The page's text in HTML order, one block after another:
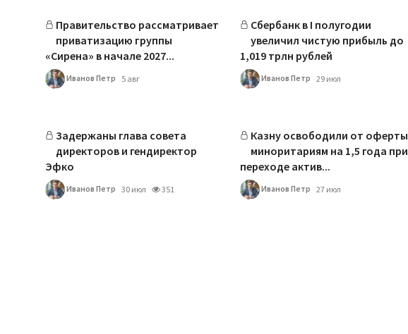
Правительство рассматривает
приватизацию группы
«Сирена» в начале 2027...
Иванов Петр 5 авг
Сбербанк в I полугодии
увеличил чистую прибыль до
1,019 трлн рублей
Иванов Петр 29 июл
Задержаны глава совета
директоров и гендиректор
Эфко
Иванов Петр 30 июл 351
Казну освободили от оферты
миноритариям на 1,5 года при
переходе актив...
Иванов Петр 27 июл